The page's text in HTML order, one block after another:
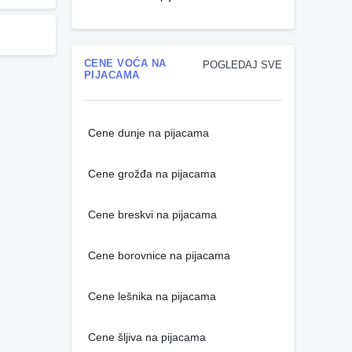
POGLEDAJ SVE
CENE VOĆA NA
PIJACAMA
Cene dunje na pijacama
Cene grožđa na pijacama
Cene breskvi na pijacama
Cene borovnice na pijacama
Cene lešnika na pijacama
Cene šljiva na pijacama